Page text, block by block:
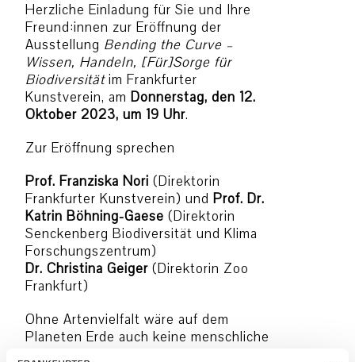
Herzliche Einladung für Sie und Ihre
Freund:innen zur Eröffnung der
Ausstellung Bending the Curve –
Wissen, Handeln, [Für]Sorge für
Biodiversitätim Frankfurter
Kunstverein, am Donnerstag, den 12.
Oktober 2023, um 19 Uhr.
Zur Eröffnung sprechen
Prof. Franziska Nori (Direktorin
Frankfurter Kunstverein) und Prof. Dr.
Katrin Böhning-Gaese (Direktorin
Senckenberg Biodiversität und Klima
Forschungszentrum)
Dr. Christina Geiger (Direktorin Zoo
Frankfurt)
Ohne Artenvielfalt wäre auf dem
Planeten Erde auch keine menschliche